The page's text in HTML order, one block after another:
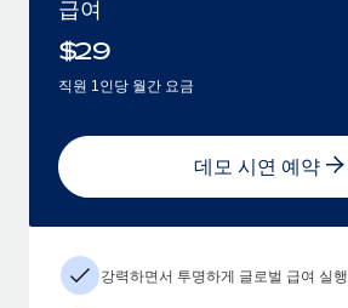
급여
$29
직원 1인당 월간 요금
데모 시연 예약
강력하면서 투명하게 글로벌 급여 실행